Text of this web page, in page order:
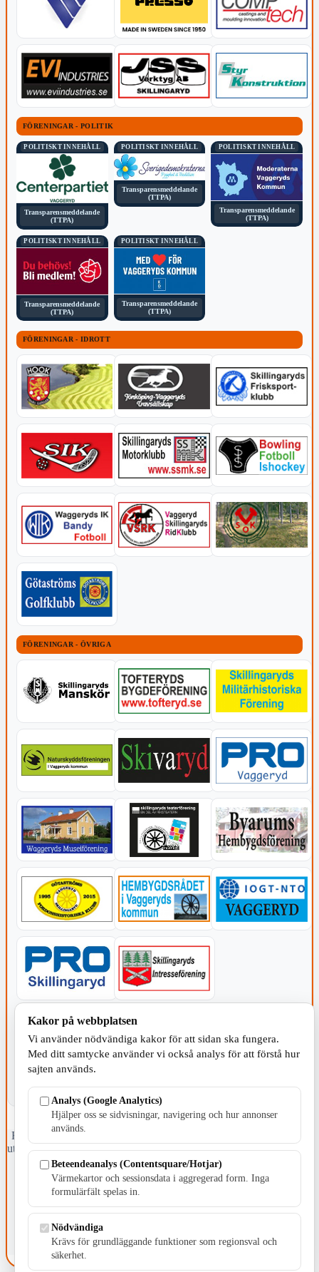
FÖRENINGAR - POLITIK
POLITISKT INNEHÅLL
Transparensmeddelande
(TTPA)
POLITISKT INNEHÅLL
Transparensmeddelande
(TTPA)
POLITISKT INNEHÅLL
Transparensmeddelande
(TTPA)
POLITISKT INNEHÅLL
Transparensmeddelande
(TTPA)
POLITISKT INNEHÅLL
Transparensmeddelande
(TTPA)
FÖRENINGAR - IDROTT
FÖRENINGAR - ÖVRIGA
KOMMUNEN
Fristående webbtidningsföretag grundat 1991 som sedan 2002 ger
ut tidningen Skillingaryd.nu och 2010 lanserades Värnamo.nu. Från
april 2026 omfattar Skillingaryd.nu tre kommuner: Gnosjö,
Värnamo och Vaggeryds kommun.
Kontakta oss
E-post: redaktionen@skillingaryd.nu
Postadress: Gisslaköp 1, 568 92 Skillingaryd
Kakinställningar
Kakor på webbplatsen
Vi använder nödvändiga kakor för att sidan ska fungera.
Med ditt samtycke använder vi också analys för att förstå hur
sajten används.
Analys (Google Analytics)
Hjälper oss se sidvisningar, navigering och hur annonser
används.
Beteendeanalys (Contentsquare/Hotjar)
Värmekartor och sessionsdata i aggregerad form. Inga
formulärfält spelas in.
Nödvändiga
Krävs för grundläggande funktioner som regionsval och
säkerhet.